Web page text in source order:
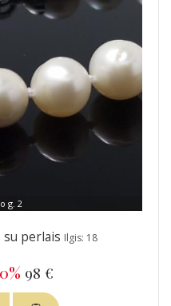
g. 2
perlais Ilgis: 18
98 €